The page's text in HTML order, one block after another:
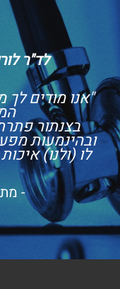
לד"ר
"אנו מודים
בצנתור
ובהינמעות
לו (ולנו)
-